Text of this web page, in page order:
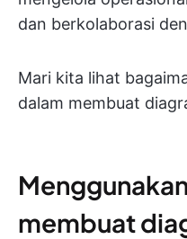
dan berkolaborasi
Mari kita lihat
dalam membuat
membuat